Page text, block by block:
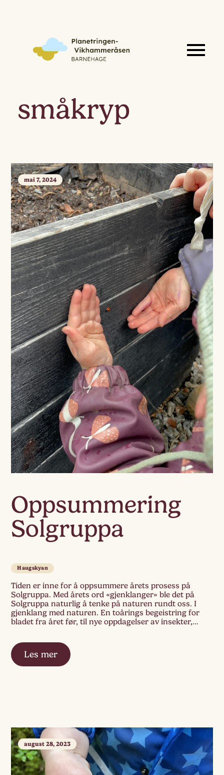
småkryp
Oppsummering
Solgruppa
mai 7, 2024
Haugskyan
Tiden er inne for å oppsummere årets prosess på
Solgruppa. Med årets ord «gjenklanger» ble det på
Solgruppa naturlig å tenke på naturen rundt oss. I
gjenklang med naturen. En toårings begeistring for
bladet fra året før, til nye oppdagelser av insekter,
Les mer
august 28, 2023